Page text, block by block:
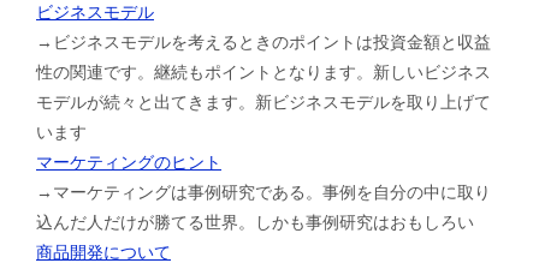
ビジネスモデル
→ビジネスモデルを考えるときのポイントは投資金額と収益
性の関連です。継続もポイントとなります。新しいビジネス
モデルが続々と出てきます。新ビジネスモデルを取り上げて
います
マーケティングのヒント
→マーケティングは事例研究である。事例を自分の中に取り
込んだ人だけが勝てる世界。しかも事例研究はおもしろい
商品開発について